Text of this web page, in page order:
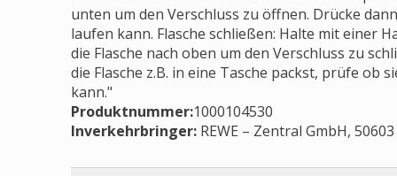
unten um den Verschluss zu öffnen. Drücke
laufen kann. Flasche schließen: Halte mit einer
die Flasche nach oben um den Verschluss zu
die Flasche z.B. in eine Tasche packst, prüfe ob
kann."
Produktnummer:1000104530
Inverkehrbringer: REWE – Zentral GmbH,